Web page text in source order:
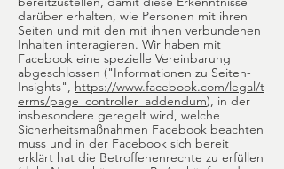
darüber erhalten, wie Personen mit ihren
Seiten und mit den mit ihnen verbundenen
Inhalten interagieren. Wir haben mit
Facebook eine spezielle Vereinbarung
abgeschlossen ("Informationen zu Seiten-
Insights", https://www.facebook.com/legal/t
erms/page_controller_addendum), in der
insbesondere geregelt wird, welche
Sicherheitsmaßnahmen Facebook beachten
muss und in der Facebook sich bereit
erklärt hat die Betroffenenrechte zu erfüllen